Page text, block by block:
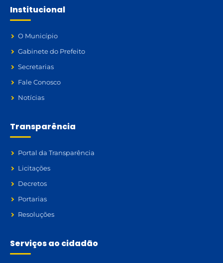
Institucional
O Município
Gabinete do Prefeito
Secretarias
Fale Conosco
Notícias
Transparência
Portal da Transparência
Licitações
Decretos
Portarias
Resoluções
Serviços ao cidadão